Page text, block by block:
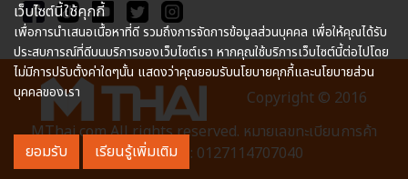
Copyright © 2016
MThai.com All rights reserved. หมายเลขทะเบียนการค้า
อิเล็กทรอนิกส์ : 0127114707040
เว็บไซต์นี้ใช้คุกกี้
เพื่อการนำเสนอเนื้อหาที่ดี รวมถึงการจัดการข้อมูลส่วนบุคคล เพื่อให้คุณได้รับ
ประสบการณ์ที่ดีบนบริการของเว็บไซต์เรา หากคุณใช้บริการเว็บไซต์นี้ต่อไปโดย
ไม่มีการปรับตั้งค่าใดๆนั้น แสดงว่าคุณยอมรับนโยบายคุกกี้และนโยบายส่วน
บุคคลของเรา
ยอมรับ เรียนรู้เพิ่มเติม